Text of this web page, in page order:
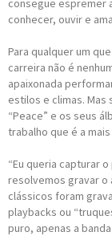
consegue espremer
conhecer, ouvir e
Para qualquer um
carreira não é
apaixonada
estilos e climas.
“Peace” e os seus
trabalho que é a
“Eu queria capturar
resolvemos gravar o
clássicos foram
playbacks ou
puro, apenas a